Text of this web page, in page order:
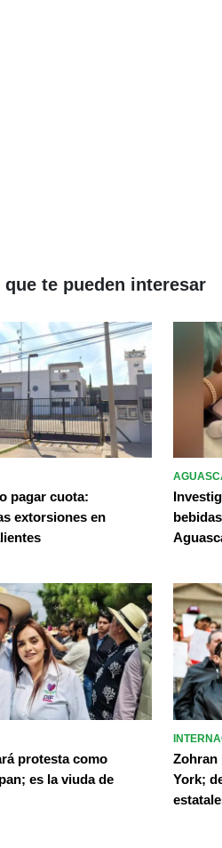
te pueden interesar
pagar cuota:
extorsiones en
protesta como
es la viuda de
Zohran
York;